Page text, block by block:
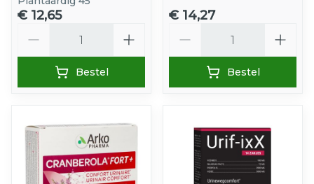
€ 12,65
Bestel
€ 14,27
Bestel